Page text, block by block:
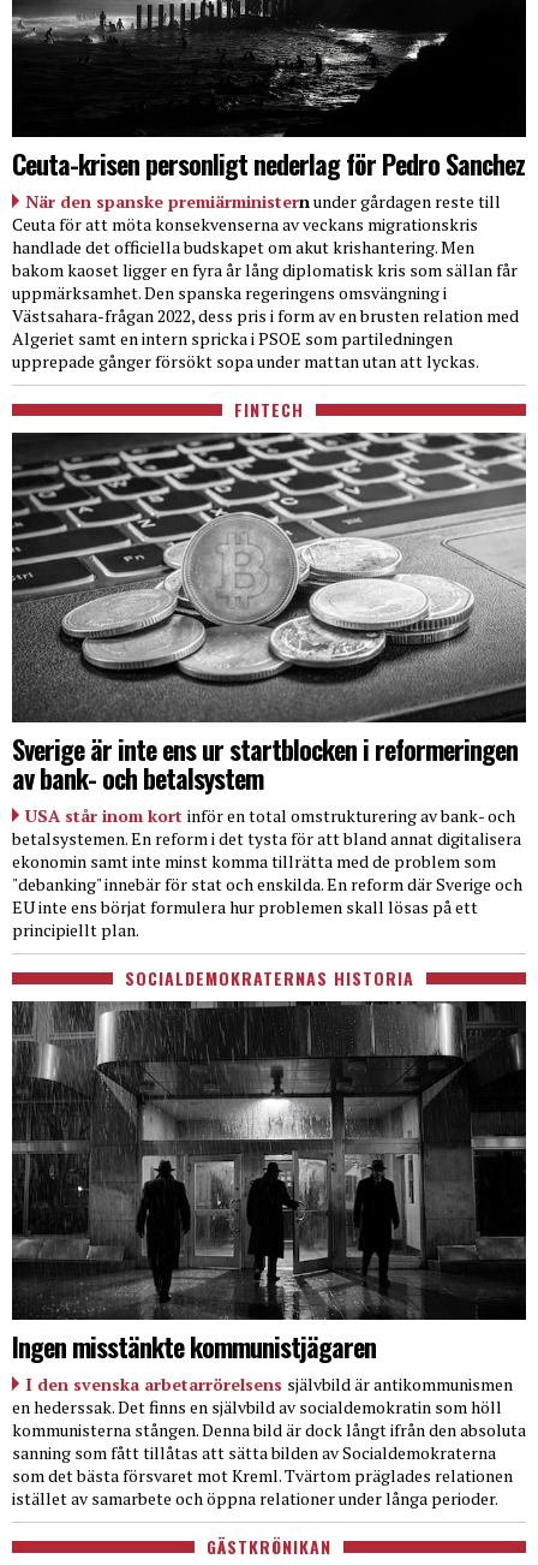
Ceuta-krisen personligt nederlag för Pedro Sanchez
När den spanske premiärministernunder gårdagen reste till
Ceuta för att möta konsekvenserna av veckans migrationskris
handlade det officiella budskapet om akut krishantering. Men
bakom kaoset ligger en fyra år lång diplomatisk kris som sällan får
uppmärksamhet. Den spanska regeringens omsvängning i
Västsahara-frågan 2022, dess pris i form av en brusten relation med
Algeriet samt en intern spricka i PSOE som partiledningen
upprepade gånger försökt sopa under mattan utan att lyckas.
FINTECH
Sverige är inte ens ur startblocken i reformeringen
av bank- och betalsystem
USA står inom kort inför en total omstrukturering av bank- och
betalsystemen. En reform i det tysta för att bland annat digitalisera
ekonomin samt inte minst komma tillrätta med de problem som
"debanking" innebär för stat och enskilda. En reform där Sverige och
EU inte ens börjat formulera hur problemen skall lösas på ett
principiellt plan.
SOCIALDEMOKRATERNAS HISTORIA
Ingen misstänkte kommunistjägaren
I den svenska arbetarrörelsens självbild är antikommunismen
en hederssak. Det finns en självbild av socialdemokratin som höll
kommunisterna stången. Denna bild är dock långt ifrån den absoluta
sanning som fått tillåtas att sätta bilden av Socialdemokraterna
som det bästa försvaret mot Kreml. Tvärtom präglades relationen
istället av samarbete och öppna relationer under långa perioder.
GÄSTKRÖNIKAN